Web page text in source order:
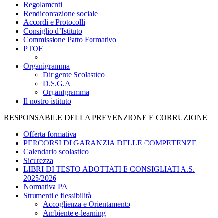
Regolamenti
Rendicontazione sociale
Accordi e Protocolli
Consiglio d’Istituto
Commissione Patto Formativo
PTOF
Organigramma
Dirigente Scolastico
D.S.G.A
Organigramma
Il nostro istituto
RESPONSABILE DELLA PREVENZIONE E CORRUZIONE
Offerta formativa
PERCORSI DI GARANZIA DELLE COMPETENZE
Calendario scolastico
Sicurezza
LIBRI DI TESTO ADOTTATI E CONSIGLIATI A.S.
2025/2026
Normativa PA
Strumenti e flessibilità
Accoglienza e Orientamento
Ambiente e-learning